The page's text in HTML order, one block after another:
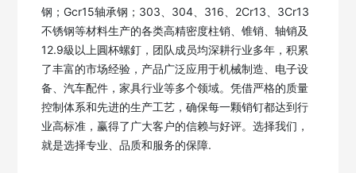
钢；Gcr15轴承钢；303、304、316、2Cr13、3Cr13
不锈钢等材料生产的各类高精密度柱销、锥销、轴销及
12.9級以上圓杯螺釘，团队成员均深耕行业多年，积累
了丰富的市场经验，产品广泛应用于机械制造、电子设
备、汽车配件，家具行业等多个领域。凭借严格的质量
控制体系和先进的生产工艺，确保每一颗销钉都达到行
业高标准，赢得了广大客户的信赖与好评。选择我们，
就是选择专业、品质和服务的保障.